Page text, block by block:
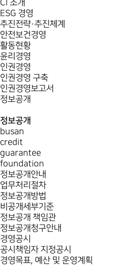
CI 소개
ESG 경영
추진전략·추진체계
안전보건경영
활동현황
윤리경영
인권경영
인권경영 구축
인권경영보고서
정보공개
정보공개
busan
credit
guarantee
foundation
정보공개안내
업무처리절차
정보공개방법
비공개세부기준
정보공개 책임관
정보공개청구안내
경영공시
공시책임자 지정공시
경영목표, 예산 및 운영계획